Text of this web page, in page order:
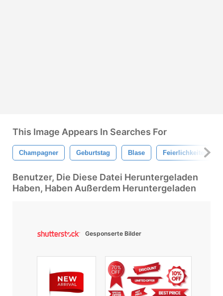
This Image Appears In Searches For
Champagner Geburtstag Blase Feierlichkeiten
Benutzer, Die Diese Datei Heruntergeladen
Haben, Haben Außerdem Heruntergeladen
Gesponserte Bilder